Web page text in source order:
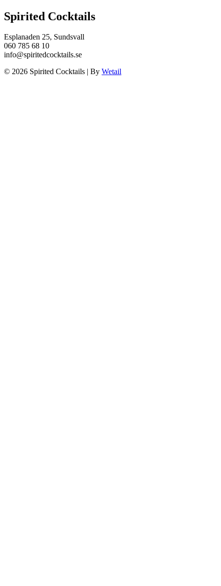
Spirited Cocktails
Esplanaden 25, Sundsvall
060 785 68 10
info@spiritedcocktails.se
© 2026 Spirited Cocktails
By Wetail